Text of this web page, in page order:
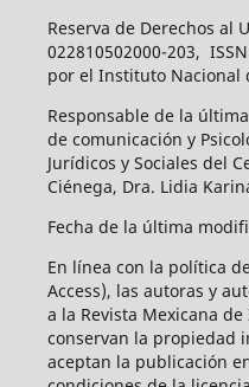
Reserva de Derechos al
022810502000-203,
por el Instituto Nacional
Responsable de la
de comunicación y
Jurídicos y Sociales del
Ciénega, Dra. Lidia
Fecha de la última
En línea con la política
Access), las autoras y
a la Revista Mexicana
conservan la propiedad
aceptan la publicación